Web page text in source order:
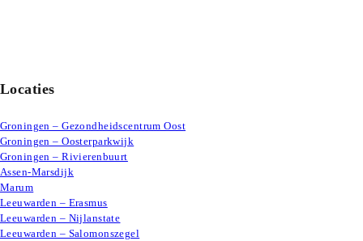
Locaties
Groningen – Gezondheidscentrum Oost
Groningen – Oosterparkwijk
Groningen – Rivierenbuurt
Assen-Marsdijk
Marum
Leeuwarden – Erasmus
Leeuwarden – Nijlanstate
Leeuwarden – Salomonszegel